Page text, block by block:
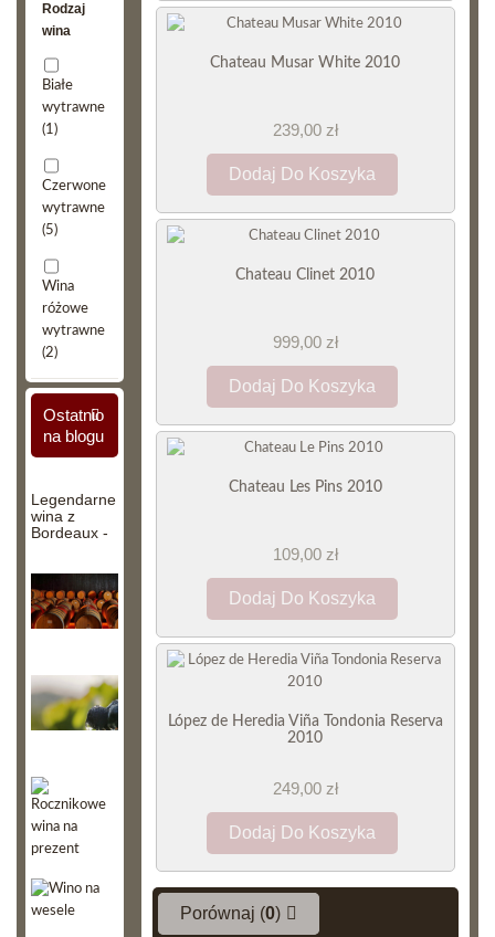
Rodzaj
wina
Białe
wytrawne
(1)
Czerwone
wytrawne
(5)
Wina
różowe
wytrawne
(2)
Ostatnio
na blogu
Legendarne
wina z
Bordeaux -
Przechowywanie
wpływ
Chateau Musar White 2010
239,00 zł
Dodaj Do Koszyka
Chateau Clinet 2010
999,00 zł
Dodaj Do Koszyka
Chateau Les Pins 2010
109,00 zł
Dodaj Do Koszyka
López de Heredia Viña Tondonia Reserva
2010
249,00 zł
Dodaj Do Koszyka
Porównaj (0)